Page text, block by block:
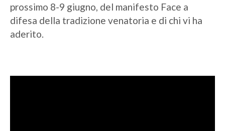
prossimo 8-9 giugno, del manifesto Face a
difesa della tradizione venatoria e di chi vi ha
aderito.